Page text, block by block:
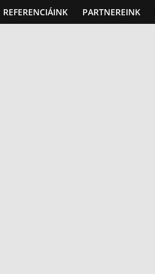
REFERENCIÁINK PARTNEREINK